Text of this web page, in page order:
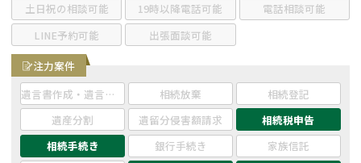
相続人調査
産)
相続登記
土日祝の相談可能
19時以降電話可能
電話相談可能
LINE予約可能
出張面談可能
注力案件
遺言書作成・遺言執行
相続放棄
相続登記
遺産分割
遺留分侵害額請求
相続税申告
相続手続き
銀行手続き
家族信託